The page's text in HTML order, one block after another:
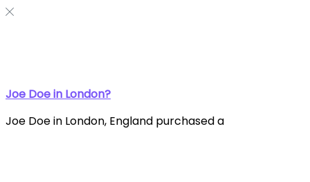
Joe Doe in London?
Joe Doe in London, England purchased a